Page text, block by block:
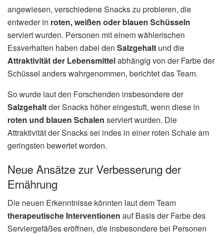
angewiesen, verschiedene Snacks zu probieren, die
entweder in roten, weißen oder blauen Schüsseln
serviert wurden. Personen mit einem wählerischen
Essverhalten haben dabei den Salzgehalt und die
Attraktivität der Lebensmittelabhängig von der Farbe der
Schüssel anders wahrgenommen, berichtet das Team.
So wurde laut den Forschenden insbesondere der
Salzgehaltder Snacks höher eingestuft, wenn diese in
roten und blauen Schalen serviert wurden. Die
Attraktivität der Snacks sei indes in einer roten Schale am
geringsten bewertet worden.
Neue Ansätze zur Verbesserung der
Ernährung
Die neuen Erkenntnisse könnten laut dem Team
therapeutische Interventionen auf Basis der Farbe des
Serviergefäßes eröffnen, die insbesondere bei Personen